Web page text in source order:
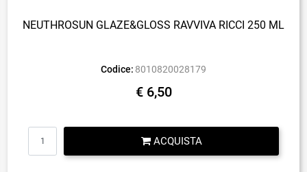
NEUTHROSUN GLAZE&GLOSS RAVVIVA RICCI 250 ML
Codice: 8010820028179
€ 6,50
ACQUISTA